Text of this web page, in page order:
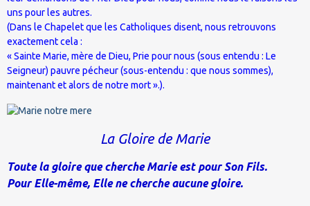
uns pour les autres.
(Dans le Chapelet que les Catholiques disent, nous retrouvons
exactement cela :
« Sainte Marie, mère de Dieu, Prie pour nous (sous entendu : Le
Seigneur) pauvre pécheur (sous-entendu : que nous sommes),
maintenant et alors de notre mort ».).
La Gloire de Marie
Toute la gloire que cherche Marie est pour Son Fils.
Pour Elle-même, Elle ne cherche aucune gloire.